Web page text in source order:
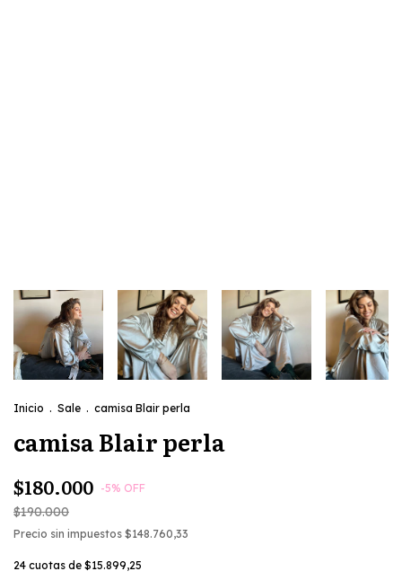
Inicio . Sale . camisa Blair perla
camisa Blair perla
$180.000 -5% OFF
$190.000
Precio sin impuestos $148.760,33
24 cuotas de $15.899,25